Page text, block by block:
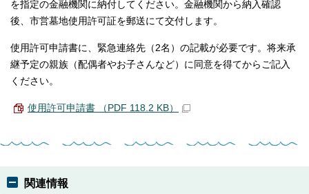
を指定の金融機関に納付してください。金融機関から納入確認
後、市営墓地使用許可証を郵送にて交付します。
使用許可申請書に、緊急連絡先（2名）の記載が必要です。将来承
継予定の親族（配偶者やお子さんなど）に同意を得てからご記入
ください。
使用許可申請書 （PDF 118.2 KB）
関連情報